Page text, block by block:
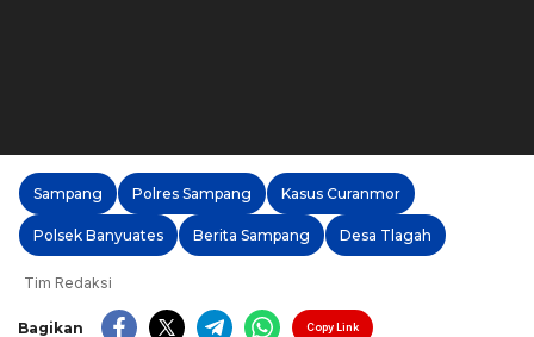
Sampang Polres Sampang Kasus Curanmor
Polsek Banyuates Berita Sampang Desa Tlagah
Tim Redaksi
Bagikan Copy Link